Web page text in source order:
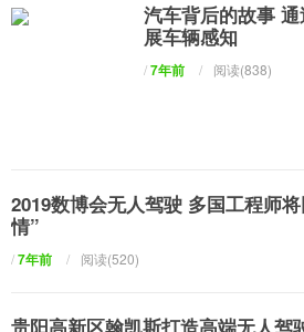
汽车背后的故事
展车辆感知
/7年前 / 阅读(838)
2019数博会无人驾驶 多国工程师
情”
/7年前 / 阅读(520)
贵阳高新区翰凯斯打造高端无人驾